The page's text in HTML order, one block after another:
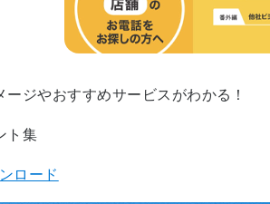
ジやおすすめサービスがわかる！
ト集
ロード